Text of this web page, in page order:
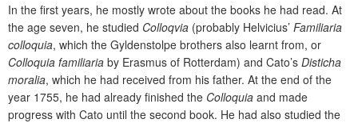
In the first years, he mostly wrote about the books he had read. At
the age seven, he studied Colloqvia (probably Helvicius’ Familiaria
colloquia, which the Gyldenstolpe brothers also learnt from, or
Colloquia familiaria by Erasmus of Rotterdam) and Cato’s Disticha
moralia, which he had received from his father. At the end of the
year 1755, he had already finished the Colloquia and made
progress with Cato until the second book. He had also studied the